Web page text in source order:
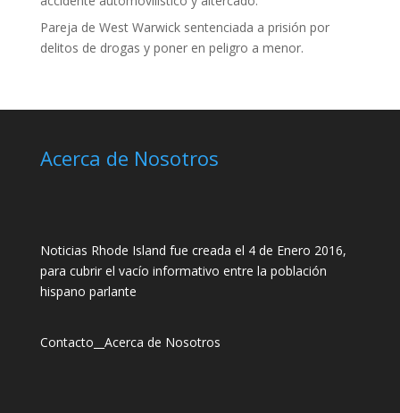
Pareja de West Warwick sentenciada a prisión por
delitos de drogas y poner en peligro a menor.
Acerca de Nosotros
Noticias Rhode Island fue creada el 4 de Enero 2016,
para cubrir el vacío informativo entre la población
hispano parlante
Contacto Acerca de Nosotros